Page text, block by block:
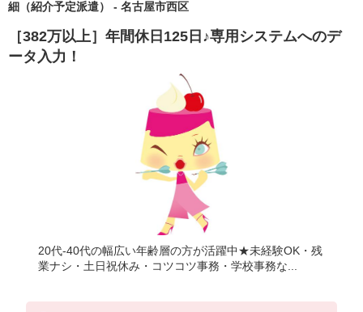
細（紹介予定派遣） - 名古屋市西区
［382万以上］年間休日125日♪専用システムへのデ
ータ入力！
20代-40代の幅広い年齢層の方が活躍中★未経験OK・残
業ナシ・土日祝休み・コツコツ事務・学校事務な...